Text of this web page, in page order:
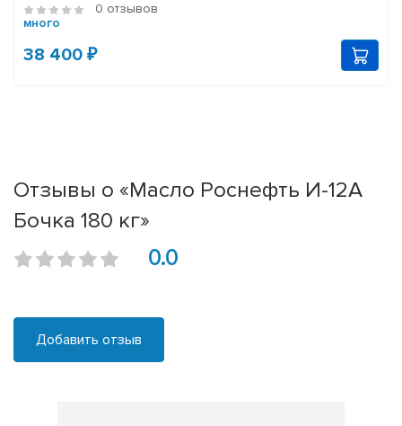
0 отзывов
много
38 400 ₽
Отзывы о «Масло Роснефть И-12А
Бочка 180 кг»
0.0
Добавить отзыв